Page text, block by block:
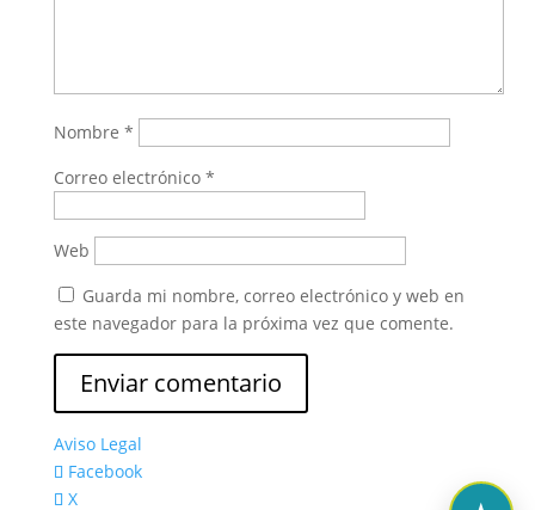
Nombre *
Correo electrónico *
Web
Guarda mi nombre, correo electrónico y web en
este navegador para la próxima vez que comente.
Aviso Legal
Facebook
X